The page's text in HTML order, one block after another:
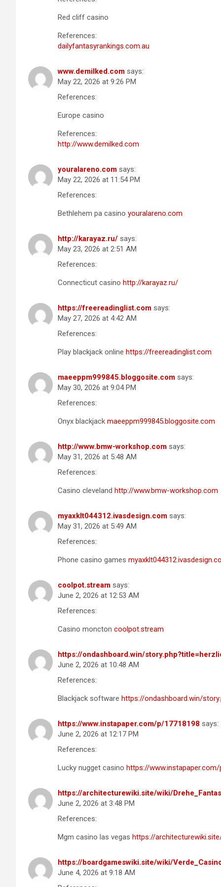
Red cliff casino
References:
dailyfantasyrankings.com.au
www.demilked.com says:
May 22, 2026 at 9:26 PM
References:
Europe casino
References:
http://www.demilked.com
youralareno.com says:
May 22, 2026 at 11:54 PM
References:
Bethlehem pa casino youralareno.com
http://karayaz.ru/ says:
May 23, 2026 at 2:51 AM
References:
Connecticut casino http://karayaz.ru/
https://freereadinglist.com says:
May 27, 2026 at 4:42 AM
References:
Play blackjack online https://freereadinglist.com
maeeppm999845.bloggosite.com says:
May 30, 2026 at 9:04 PM
References:
Onyx blackjack maeeppm999845.bloggosite.com
http://www.bmw-workshop.com says:
May 31, 2026 at 5:48 AM
References:
Casino cleveland http://www.bmw-workshop.com
myaxklt044312.ivasdesign.com says:
May 31, 2026 at 5:49 AM
References:
Phone casino games
coolpot.stream says:
June 2, 2026 at 12:53 AM
References:
Casino moncton coolpot.stream
https://ondashboard.win/
June 2, 2026 at 10:48 AM
References:
Blackjack software https://ondashboard.win/
https://www.instapaper.com/p/17718198 says:
June 2, 2026 at 12:17 PM
References:
Lucky nugget casino https://
https://architecturewiki.site/wiki/
June 2, 2026 at 3:48 PM
References:
Mgm casino las vegas https://
https://boardgameswiki.site/wiki/
June 4, 2026 at 9:18 AM